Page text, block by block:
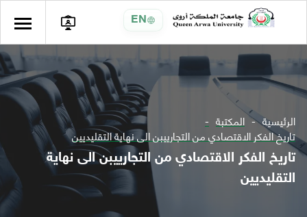
EN
الرئيسية المكتبة
تاريخ الفكر الاقتصادي من التجارييبن الى نهاية التقليديين
تاريخ الفكر الاقتصادي من التجارييبن الى نهاية
التقليديين